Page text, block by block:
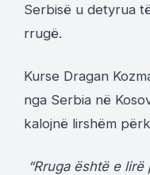
Serbisë u detyrua
rrugë.
Kurse Dragan
nga Serbia në
kalojnë lirshëm
“Rruga është e